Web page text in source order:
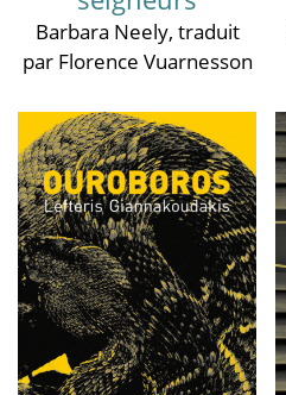
Barbara Neely, traduit
par Florence Vuarnesson